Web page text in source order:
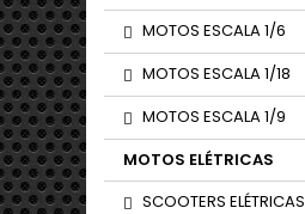
MOTOS ESCALA 1/6
MOTOS ESCALA 1/18
MOTOS ESCALA 1/9
MOTOS ELÉTRICAS
SCOOTERS ELÉTRICAS